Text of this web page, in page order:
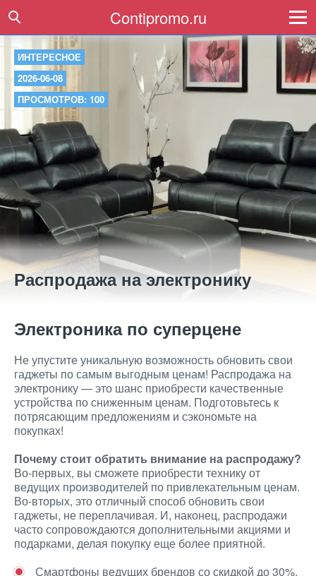
Contipromo.ru
ИНТЕРЕСНОЕ
2026-06-08
ПРОСМОТРОВ: 100
Распродажа на электронику
Электроника по суперцене
Не упустите уникальную возможность обновить свои
гаджеты по самым выгодным ценам! Распродажа на
электронику — это шанс приобрести качественные
устройства по сниженным ценам. Подготовьтесь к
потрясающим предложениям и сэкономьте на
покупках!
Почему стоит обратить внимание на распродажу?
Во-первых, вы сможете приобрести технику от
ведущих производителей по привлекательным ценам.
Во-вторых, это отличный способ обновить свои
гаджеты, не переплачивая. И, наконец, распродажи
часто сопровождаются дополнительными акциями и
подарками, делая покупку еще более приятной.
Смартфоны ведущих брендов со скидкой до 30%.